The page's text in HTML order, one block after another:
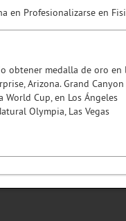
en Profesionalizarse en
obtener medalla de oro
Arizona. Grand Canyon
Cup, en Los Ángeles
Olympia, Las Vegas